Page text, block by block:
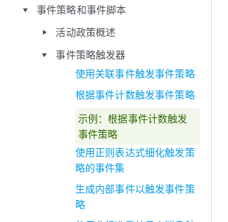
play_arrow 事件策略和事件脚本
play_arrow 活动政策概述
play_arrow
事件策略触发器
使用关联事件触发事件策略
根据事件计数触发事件策略
示例：根据事件计数触发
事件策略
使用正则表达式细化触发策
略的事件集
生成内部事件以触发事件策
略